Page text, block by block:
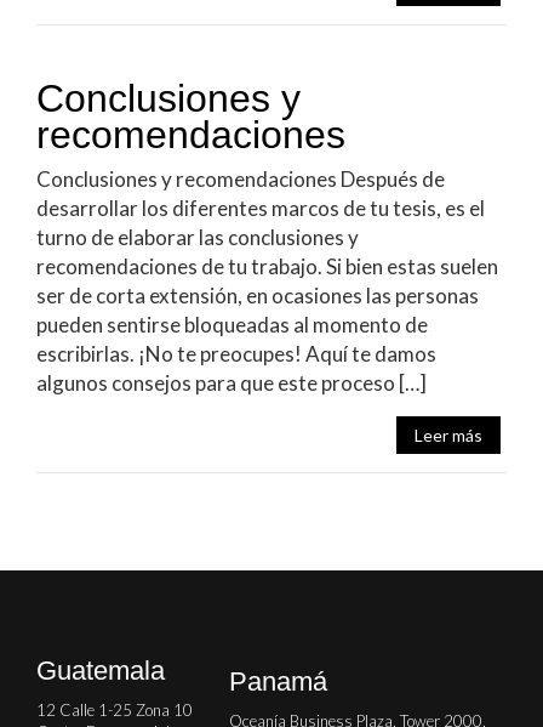
Conclusiones y
recomendaciones
Conclusiones y recomendaciones Después de
desarrollar los diferentes marcos de tu tesis, es el
turno de elaborar las conclusiones y
recomendaciones de tu trabajo. Si bien estas suelen
ser de corta extensión, en ocasiones las personas
pueden sentirse bloqueadas al momento de
escribirlas. ¡No te preocupes! Aquí te damos
algunos consejos para que este proceso […]
Leer más
Guatemala
12 Calle 1-25 Zona 10
Panamá
Oceanía Business Plaza, Tower 2000,